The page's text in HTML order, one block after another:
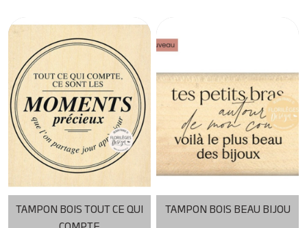
TAMPON BOIS TOUT CE QUI
TAMPON BOIS BEAU BIJOU